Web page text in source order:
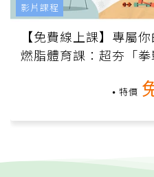
【免費線上課】專屬
燃脂體育課：超夯「拳
特價
影片課程